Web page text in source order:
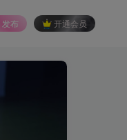
发布 开通会员